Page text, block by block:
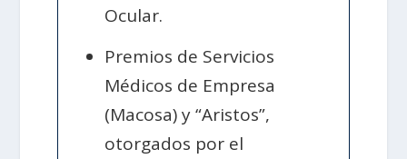
Ocular.
Premios de Servicios
Médicos de Empresa
(Macosa) y “Aristos”,
otorgados por el